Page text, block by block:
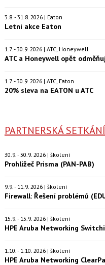
3.8. - 31.8. 2026 | Eaton
Letní akce Eaton
1.7. - 30.9. 2026 | ATC, Honeywell
ATC a Honeywell opět
1.7. - 30.9. 2026 | ATC, Eaton
20% sleva na EATON u ATC
PARTNERSKÁ
30.9. - 30.9. 2026 | školení
Prohlížeč Prisma (PAN-PAB)
9.9. - 11.9. 2026 | školení
Firewall: Řešení problémů
15.9. - 15.9. 2026 | školení
HPE Aruba Networking
1.10. - 1.10. 2026 | školení
HPE Aruba Networking